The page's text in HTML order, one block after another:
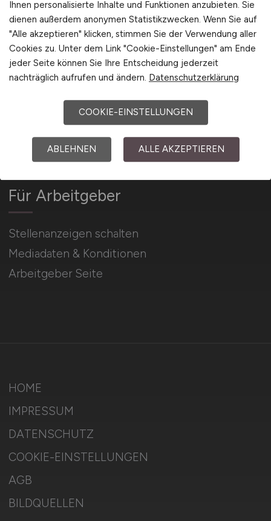
Social Media & Networks
Gleichberechtigung & Vielfalt
Für Arbeitgeber
Stellenanzeigen schalten
Mediadaten & Konditionen
Arbeitgeber Seite
Arbeitgeber Kontakt
Karrierenetzwerk
HOME
IMPRESSUM
DATENSCHUTZ
COOKIE-EINSTELLUNGEN
AGB
BILDQUELLEN
Ihnen personalisierte Inhalte und Funktionen anzubieten. Sie
dienen außerdem anonymen Statistikzwecken. Wenn Sie auf
"Alle akzeptieren" klicken, stimmen Sie der Verwendung aller
Cookies zu. Unter dem Link "Cookie-Einstellungen" am Ende
jeder Seite können Sie Ihre Entscheidung jederzeit
nachträglich aufrufen und ändern. Datenschutzerklärung
COOKIE-EINSTELLUNGEN
ABLEHNEN ALLE AKZEPTIEREN